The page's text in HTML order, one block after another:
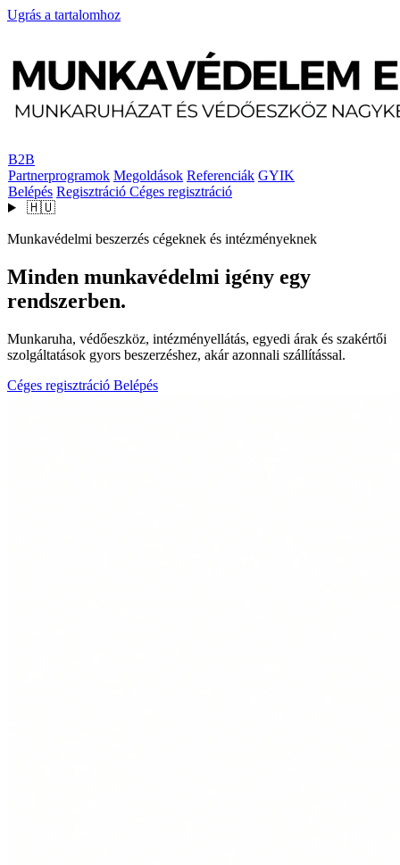
Ugrás a tartalomhoz
B2B
Partnerprogramok Megoldások Referenciák GYIK
Belépés Regisztráció Céges regisztráció
🇭🇺
Munkavédelmi beszerzés cégeknek és intézményeknek
Minden munkavédelmi igény egy
rendszerben.
Munkaruha, védőeszköz, intézményellátás, egyedi árak és szakértői
szolgáltatások gyors beszerzéshez, akár azonnali szállítással.
Céges regisztráció Belépés